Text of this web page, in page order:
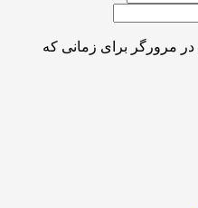
در مرورگر برای زمانی که